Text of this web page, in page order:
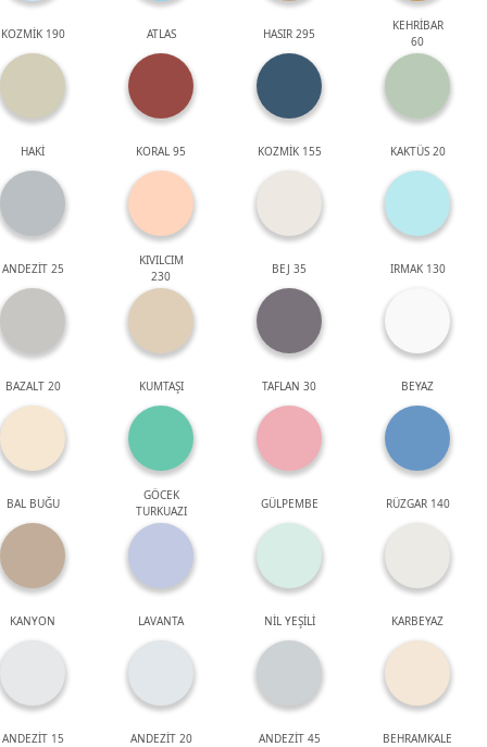
KOZMİK 190 ATLAS HASIR 295
KEHRİBAR
60
HAKİ KORAL 95 KOZMİK 155 KAKTÜS 20
ANDEZİT 25
KIVILCIM
230
BEJ 35 IRMAK 130
BAZALT 20 KUMTAŞI TAFLAN 30 BEYAZ
BAL BUĞU
GÖCEK
TURKUAZI
GÜLPEMBE RÜZGAR 140
KANYON LAVANTA NİL YEŞİLİ KARBEYAZ
ANDEZİT 15 ANDEZİT 20 ANDEZİT 45 BEHRAMKALE